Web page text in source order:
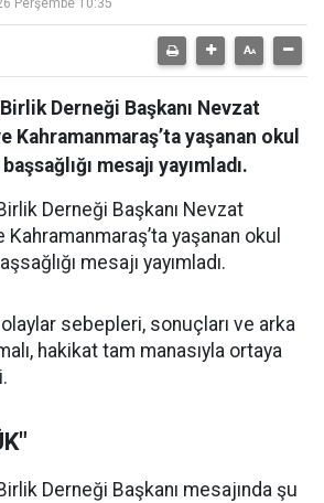
Perşembe 10:35
Derneği Başkanı Nevzat
Kahramanmaraş’ta yaşanan okul
mesajı yayımladı.
Derneği Başkanı Nevzat
yaşanan okul
mesajı yayımladı.
sebepleri, sonuçları ve arka
hakikat tam manasıyla ortaya
Derneği Başkanı mesajında şu